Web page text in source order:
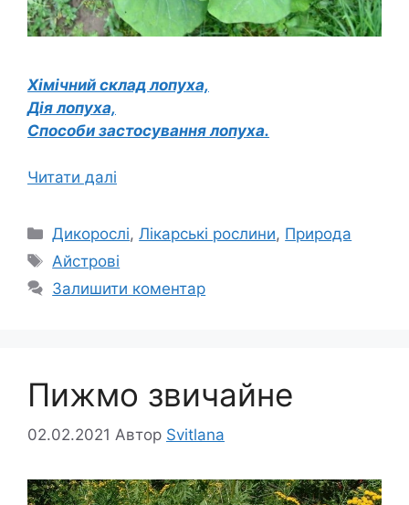
Хімічний склад лопуха,
Дія лопуха,
Способи застосування лопуха.
Читати далі
Категорії
Дикорослі,Лікарські рослини, Природа
Позначки
Айстрові
Залишити коментар
Пижмо звичайне
02.02.2021 Автор Svitlana